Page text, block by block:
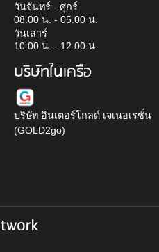
วันจันทร์ - ศุกร์
08.00 น. - 05.00 น.
วันเสาร์
10.00 น. - 12.00 น.
บริษัทในเครือ
บริษัท อินเตอร์โกลด์ เจเนอเรชั่น
(GOLD2go)